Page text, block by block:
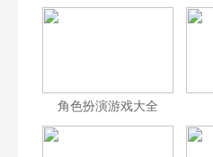
角色扮演游戏大全